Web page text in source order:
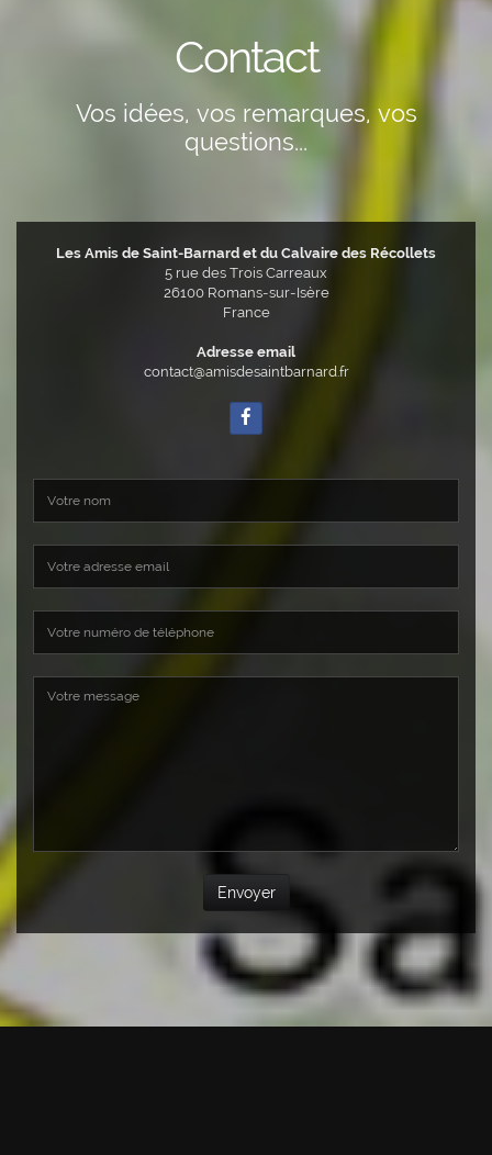
Contact
Vos idées, vos remarques, vos
questions...
Les Amis de Saint-Barnard et du Calvaire des Récollets
5 rue des Trois Carreaux
26100 Romans-sur-Isère
France
Adresse email
contact@amisdesaintbarnard.fr
Envoyer